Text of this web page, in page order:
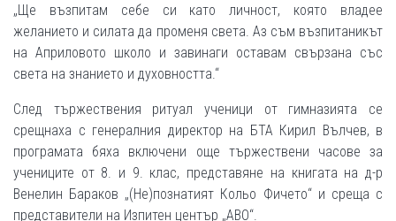
„Ще възпитам себе си като личност, която владее
желанието и силата да променя света. Аз съм възпитаникът
на Априловото школо и завинаги оставам свързана със
света на знанието и духовността.“
След тържествения ритуал ученици от гимназията се
срещнаха с генералния директор на БТА Кирил Вълчев, в
програмата бяха включени още тържествени часове за
учениците от 8. и 9. клас, представяне на книгата на д-р
Венелин Бараков „(Не)познатият Кольо Фичето“ и среща с
представители на Изпитен център „АВО“.